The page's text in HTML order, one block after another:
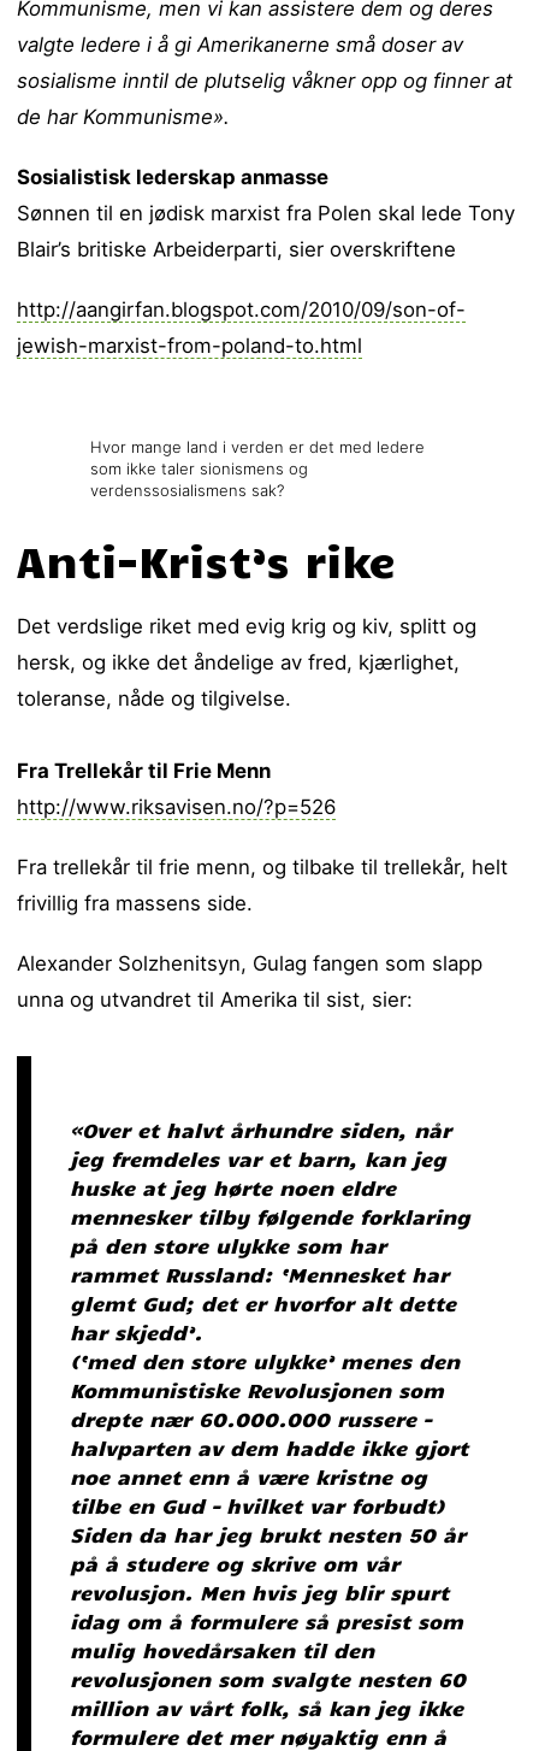
Kommunisme, men vi kan assistere dem og deres
valgte ledere i å gi Amerikanerne små doser av
sosialisme inntil de plutselig våkner opp og finner at
de har Kommunisme».
Sosialistisk lederskap anmasse
Sønnen til en jødisk marxist fra Polen skal lede Tony
Blair’s britiske Arbeiderparti, sier overskriftene
http://aangirfan.blogspot.com/2010/09/son-of-
jewish-marxist-from-poland-to.html
Hvor mange land i verden er det med ledere
som ikke taler sionismens og
verdenssosialismens sak?
Anti-Krist’s rike
Det verdslige riket med evig krig og kiv, splitt og
hersk, og ikke det åndelige av fred, kjærlighet,
toleranse, nåde og tilgivelse.
Fra Trellekår til Frie Menn
http://www.riksavisen.no/?p=526
Fra trellekår til frie menn, og tilbake til trellekår, helt
frivillig fra massens side.
Alexander Solzhenitsyn, Gulag fangen som slapp
unna og utvandret til Amerika til sist, sier:
«Over et halvt århundre siden, når
jeg fremdeles var et barn, kan jeg
huske at jeg hørte noen eldre
mennesker tilby følgende forklaring
på den store ulykke som har
rammet Russland: ‘Mennesket har
glemt Gud; det er hvorfor alt dette
har skjedd’.
(‘med den store ulykke’ menes den
Kommunistiske Revolusjonen som
drepte nær 60.000.000 russere –
halvparten av dem hadde ikke gjort
noe annet enn å være kristne og
tilbe en Gud – hvilket var forbudt)
Siden da har jeg brukt nesten 50 år
på å studere og skrive om vår
revolusjon. Men hvis jeg blir spurt
idag om å formulere så presist som
mulig hovedårsaken til den
revolusjonen som svalgte nesten 60
million av vårt folk, så kan jeg ikke
formulere det mer nøyaktig enn å